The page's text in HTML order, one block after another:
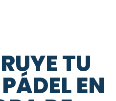
TU
EN